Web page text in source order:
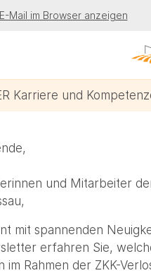
E-Mail im Browser anzeigen
Karriere und
und Mitarbeiter
mit spannenden
erfahren Sie,
im Rahmen der ZKK-